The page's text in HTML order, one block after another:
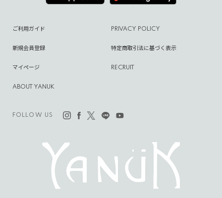
FOLLOW US
ご利用ガイド PRIVACY POLICY
新規会員登録 特定商取引法に基づく表示
マイページ RECRUIT
ABOUT YANUK